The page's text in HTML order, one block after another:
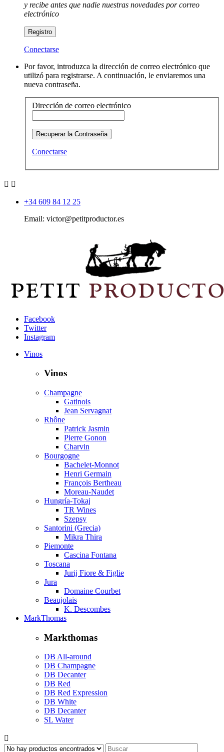
y recibe antes que nadie nuestras novedades por correo
electrónico
Registro
Conectarse
Por favor, introduzca la dirección de correo electrónico que
utilizó para registrarse. A continuación, le enviaremos una
nueva contraseña.
Dirección de correo electrónico
Recuperar la Contraseña
Conectarse
 
+34 609 84 12 25
Email: victor@petitproductor.es
Facebook
Twitter
Instagram
Vinos
Vinos
Champagne
Gatinois
Jean Servagnat
Rhône
Patrick Jasmin
Pierre Gonon
Charvin
Bourgogne
Bachelet-Monnot
Henri Germain
François Bertheau
Moreau-Naudet
Hungría-Tokaj
TR Wines
Szepsy
Santorini (Grecia)
Mikra Thira
Piemonte
Cascina Fontana
Toscana
Jurij Fiore & Figlie
Jura
Domaine Courbet
Beaujolais
K. Descombes
MarkThomas
Markthomas
DB All-around
DB Champagne
DB Decanter
DB Red
DB Red Expression
DB White
DB Decanter
SL Water
